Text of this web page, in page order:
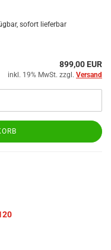
sofort lieferbar
899,00 EUR
inkl. 19% MwSt. zzgl. Versand